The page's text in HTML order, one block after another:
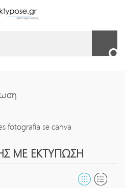
ΜΕ ΕΚΤΎΠΩΣΗ